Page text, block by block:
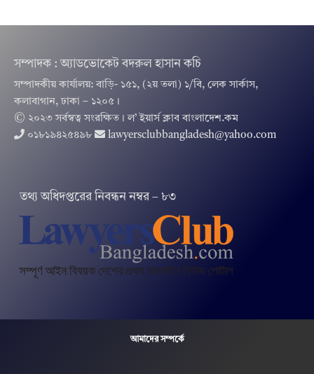
সম্পাদক : অ্যাডভোকেট বদরুল হাসান কচি
সম্পাদকীয় কার্যালয়: বাড়ি- ১৫১, (২য় তলা) ১/বি, লেক সার্কাস,
কলাবাগান, ঢাকা – ১২০৫।
© ২০২৩ সর্বস্বত্ব সংরক্ষিত । ল’ ইয়ার্স ক্লাব বাংলাদেশ.কম
০১৮১৯৪২৫৪৯৮
lawyersclubbangladesh@yahoo.com
তথ‌্য অ‌ধিদপ্ত‌রের নিবন্ধন নম্বর – ৮৩
আমাদের সম্পর্কে